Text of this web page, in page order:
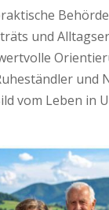
und
und
vom Leben in